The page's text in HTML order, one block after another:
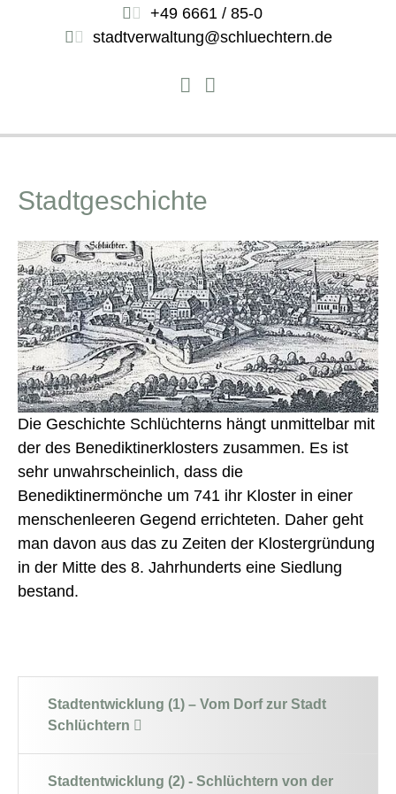
+49 6661 / 85-0
stadtverwaltung@schluechtern.de
Stadtgeschichte
Die Geschichte Schlüchterns hängt unmittelbar mit
der des Benediktinerklosters zusammen. Es ist
sehr unwahrscheinlich, dass die
Benediktinermönche um 741 ihr Kloster in einer
menschenleeren Gegend errichteten. Daher geht
man davon aus das zu Zeiten der Klostergründung
in der Mitte des 8. Jahrhunderts eine Siedlung
bestand.
Stadtentwicklung (1) – Vom Dorf zur Stadt
Schlüchtern
Stadtentwicklung (2) - Schlüchtern von der